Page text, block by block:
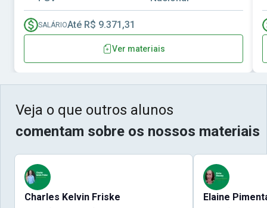
SALÁRIOAté R$ 9.371,31
Ver materiais
Veja o que outros alunos
comentam sobre os nossos materiais
Charles Kelvin Friske Elaine